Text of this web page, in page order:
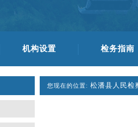
机构设置 检务指南
您现在的位置: 松潘县人民